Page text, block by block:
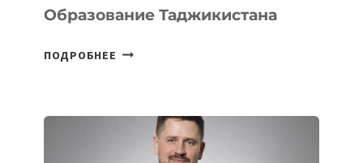
Образование Таджикистана
ПОДРОБНЕЕ 6
КОТОРЫЕ
РАЗВИВАЮТ